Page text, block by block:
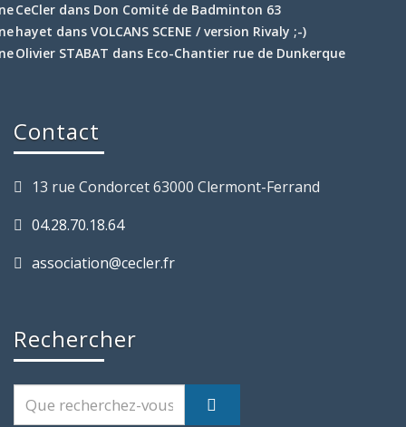
CeCler dans Don Comité de Badminton 63
hayet dans VOLCANS SCENE / version Rivaly ;-)
Olivier STABAT dans Eco-Chantier rue de Dunkerque
Contact
13 rue Condorcet 63000 Clermont-Ferrand
04.28.70.18.64
association@cecler.fr
Rechercher